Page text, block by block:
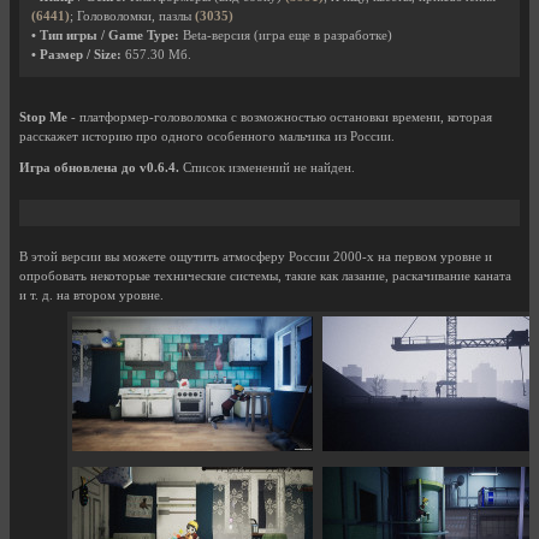
(6441); Головоломки, пазлы (3035)
• Тип игры / Game Type: Beta-версия (игра еще в разработке)
• Размер / Size: 657.30 Мб.
Stop Me - платформер-головоломка с возможностью остановки времени, которая
расскажет историю про одного особенного мальчика из России.
Игра обновлена до v0.6.4. Список изменений не найден.
В этой версии вы можете ощутить атмосферу России 2000-х на первом уровне и
опробовать некоторые технические системы, такие как лазание, раскачивание каната
и т. д. на втором уровне.